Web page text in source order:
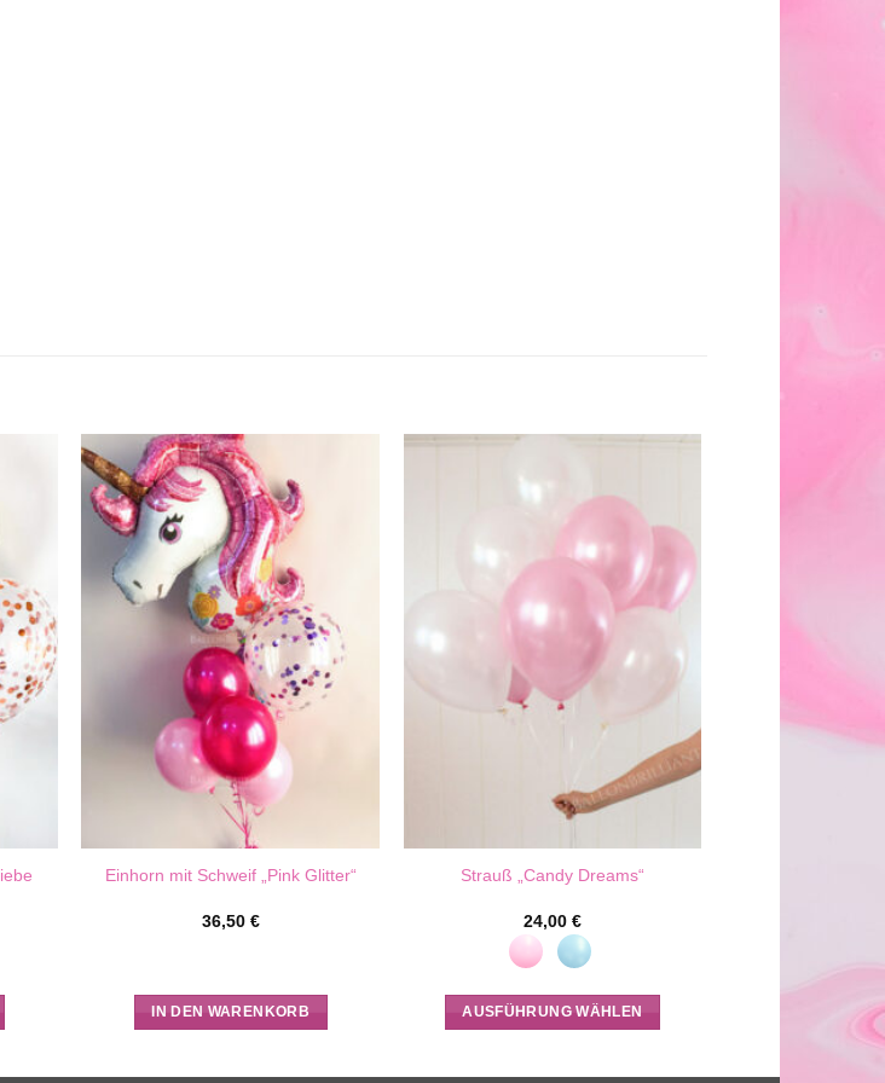
Einhorn mit Schweif „Pink Glitter“
36,50 €
IN DEN WARENKORB
Strauß „Candy Dreams“
24,00 €
AUSFÜHRUNG WÄHLEN